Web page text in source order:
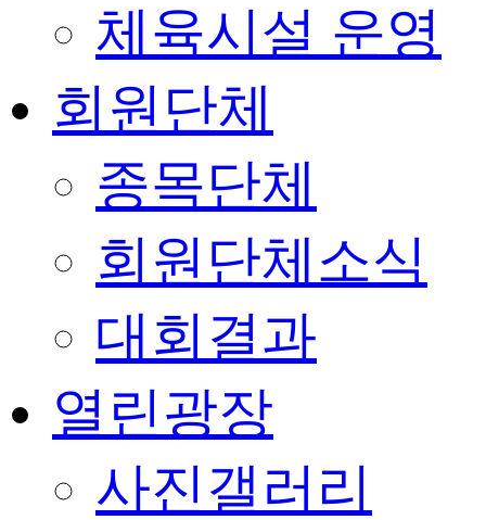
체육시설 운영
회원단체
종목단체
회원단체소식
대회결과
열린광장
사진갤러리